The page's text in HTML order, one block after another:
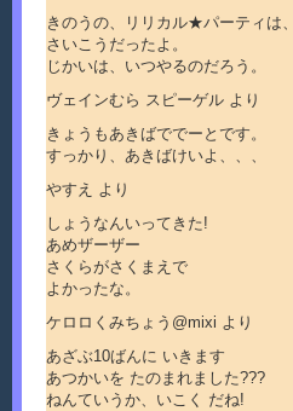
きのうの、リリカル★パーティは、
さいこうだったよ。
じかいは、いつやるのだろう。
ヴェインむら スピーゲル より
きょうもあきばででーとです。
すっかり、あきばけいよ、、、
やすえ より
しょうなんいってきた!
あめザーザー
さくらがさくまえで
よかったな。
ケロロくみちょう@mixi より
あざぶ10ばんに いきます
あつかいを たのまれました???
ねんていうか、いこく だね!